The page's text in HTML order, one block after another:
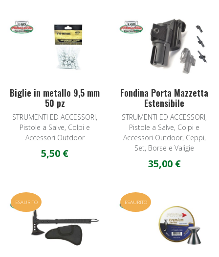
Add to Wishlist
Biglie in metallo 9,5 mm
50 pz
STRUMENTI ED ACCESSORI,
Pistole a Salve, Colpi e
Accessori Outdoor
5,50 €
Fondina Porta Mazzetta
Estensibile
STRUMENTI ED ACCESSORI,
Pistole a Salve, Colpi e
Accessori Outdoor, Ceppi,
Set, Borse e Valigie
35,00 €
ESAURITO
Add to Wishlist
ESAURITO